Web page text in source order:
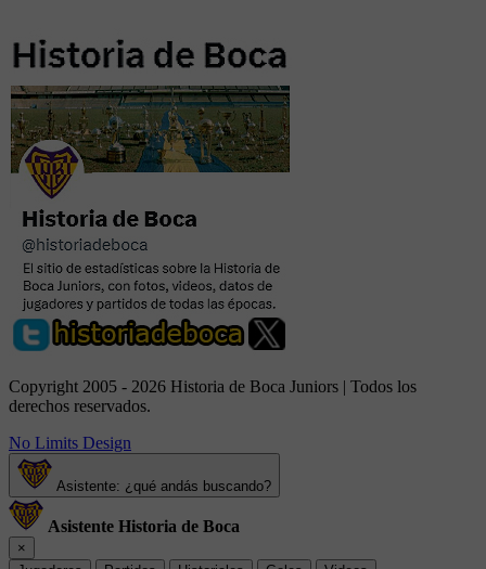
Copyright 2005 - 2026 Historia de Boca Juniors | Todos los
derechos reservados.
No Limits Design
Asistente: ¿qué andás buscando?
Asistente Historia de Boca
×